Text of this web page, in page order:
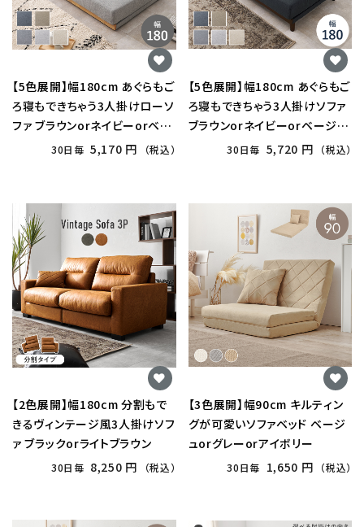
【5色展開】幅180cm あぐらもご
ろ寝もできちゃう3人掛けローソ
ファ ブラウンorネイビーorベー
ジュorダークグレーorライトグ
30日毎 5,170 円 （税込）
【5色展開】幅180cm あぐらもご
ろ寝もできちゃう3人掛けソファ
ブラウンorネイビーorベージュ
orダークグレーorライトグレー
30日毎 5,720 円 （税込）
【2色展開】幅180cm 分割もで
きるヴィンテージ風3人掛けソフ
ァ ブラックorライトブラウン
30日毎 8,250 円 （税込）
【3色展開】幅90cm キルティン
グが可愛いソファベッド ベージ
ュorグレーorアイボリー
30日毎 1,650 円 （税込）